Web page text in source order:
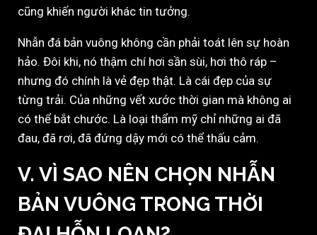
cũng khiến người khác tin tưởng.
Nhẫn đá bản vuông không cần phải toát lên sự hoàn
hảo. Đôi khi, nó thậm chí hơi sần sùi, hơi thô ráp –
nhưng đó chính là vẻ đẹp thật. Là cái đẹp của sự
từng trải. Của những vết xước thời gian mà không ai
có thể bắt chước. Là loại thẩm mỹ chỉ những ai đã
đau, đã rơi, đã đứng dậy mới có thể thấu cảm.
V. VÌ SAO NÊN CHỌN NHẪN
BẢN VUÔNG TRONG THỜI